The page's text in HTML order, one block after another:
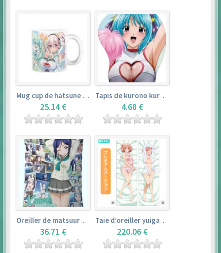
Mug cup de hatsune miku & super sonico – vocaloid
25.14 €
Tapis de kurono kurumu – rosario + vampire
4.68 €
Oreiller de matsuura kanan (35cm×53cm) – love live! sunshine!!
36.71 €
Taie d’oreiller yuigahama yui (50cm×150cm) – yahari ore no seishun love comedy wa machigatteiru. zoku
220.06 €